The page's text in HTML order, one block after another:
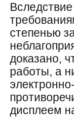
степенью
доказано,
работы, а
дисплеем